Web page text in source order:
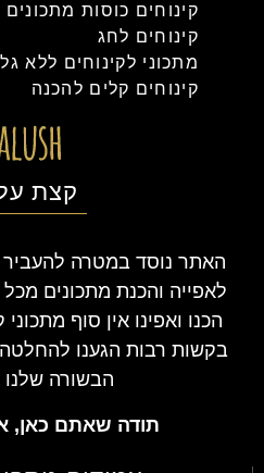
קינוחים כוסות מתכונים
קינוחים לחג
מתכוני לקינוחים ללא
קינוחים קלים להכנה
קצת
האתר נוסד במטרה
לאפייה והכנת מתכונים
הכנו ואפינו אין סוף
בקשות רבות הגענו
הבשורה שלנו
תודה שאתם כאן,